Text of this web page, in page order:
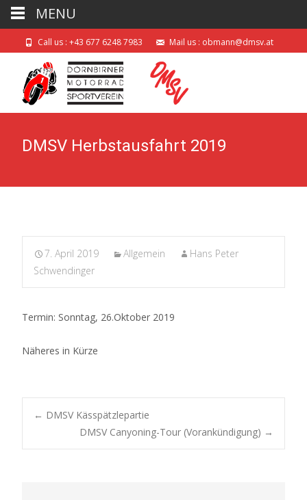
Call us : +43 677 6248 7983 Mail us : obmann@dmsv.at
DMSV Herbstausfahrt 2019
7. April 2019 Allgemein
Hans Peter
Schwendinger
Termin: Sonntag, 26.Oktober 2019
Näheres in Kürze
Post
← DMSV Kässpätzlepartie
DMSV Canyoning-Tour (Vorankündigung) →
MENU